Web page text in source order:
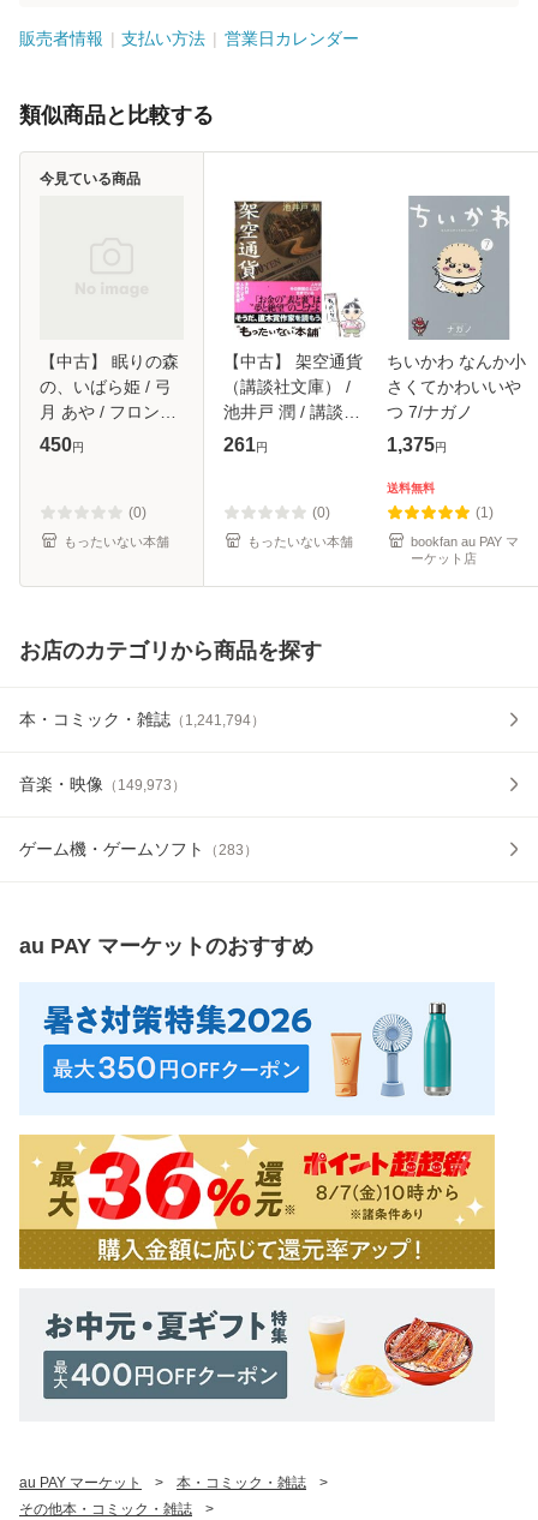
販売者情報 支払い方法 営業日カレンダー
類似商品と比較する
【中古】 眠りの森
の、いばら姫 / 弓
月 あや / フロンテ
ィアワークス [文
450円
(0)
もったいない本舗
今見ている商品
【中古】 架空通貨
（講談社文庫） /
池井戸 潤 / 講談社
[文庫]【メール便送
261円
(0)
もったいない本舗
ちいかわ なんか小
さくてかわいいや
つ 7/ナガノ
1,375円
送料無料
(1)
bookfan au PAY マ
ーケット店
お店のカテゴリから商品を探す
本・コミック・雑誌 （ 1,241,794）
音楽・映像 （ 149,973 ）
ゲーム機・ゲームソフト （283 ）
au PAY マーケットのおすすめ
au PAY マーケット > 本・コミック・雑誌
>
その他本・コミック・雑誌
>